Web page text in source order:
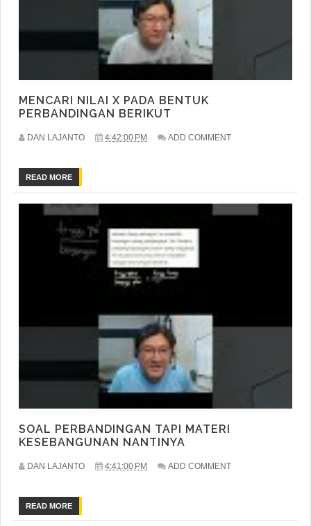
MENCARI NILAI X PADA BENTUK
PERBANDINGAN BERIKUT
DAN LAJANTO 4:42:00 PM ADD COMMENT
READ MORE
SOAL PERBANDINGAN TAPI MATERI
KESEBANGUNAN NANTINYA
DAN LAJANTO 4:41:00 PM ADD COMMENT
READ MORE